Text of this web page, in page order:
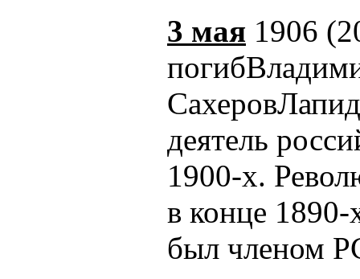
3 мая 1906
деятель
1900-х.
в конце 1890-
был членом